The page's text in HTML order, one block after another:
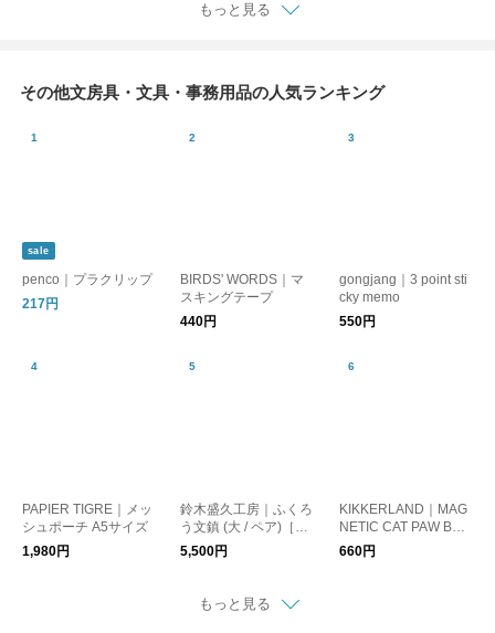
もっと見る
その他文房具・文具・事務用品の人気ランキング
sale
penco｜プラクリップ
217円
BIRDS' WORDS｜マ
スキングテープ
440円
gongjang｜3 point sti
cky memo
550円
PAPIER TIGRE｜メッ
シュポーチ A5サイズ
1,980円
鈴木盛久工房｜ふくろ
う文鎮 (大 / ペア)［ペ
ーパーウェイト・イン
テリア・南部鉄器］
5,500円
KIKKERLAND｜MAG
NETIC CAT PAW BOO
KMARKS（ブックマ
ーク4個セット）
660円
もっと見る